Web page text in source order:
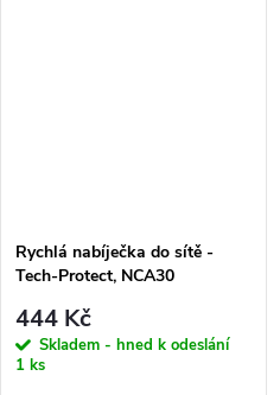
Rychlá nabíječka do sítě -
Tech-Protect, NCA30
kabel
444 Kč
Skladem - hned k odeslání
1 ks